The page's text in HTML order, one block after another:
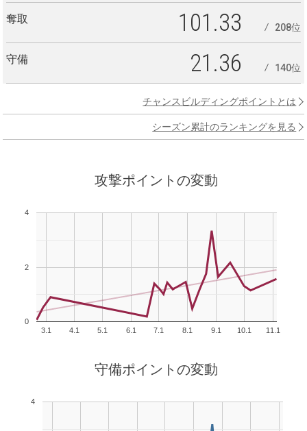
奪取 101.33 208位
守備 21.36 140位
チャンスビルディングポイントとは
シーズン累計のランキングを見る
攻撃ポイントの変動
3.1 4.1 5.1 6.1 7.1 8.1 9.1 10.1 11.1
0
2
4
守備ポイントの変動
4